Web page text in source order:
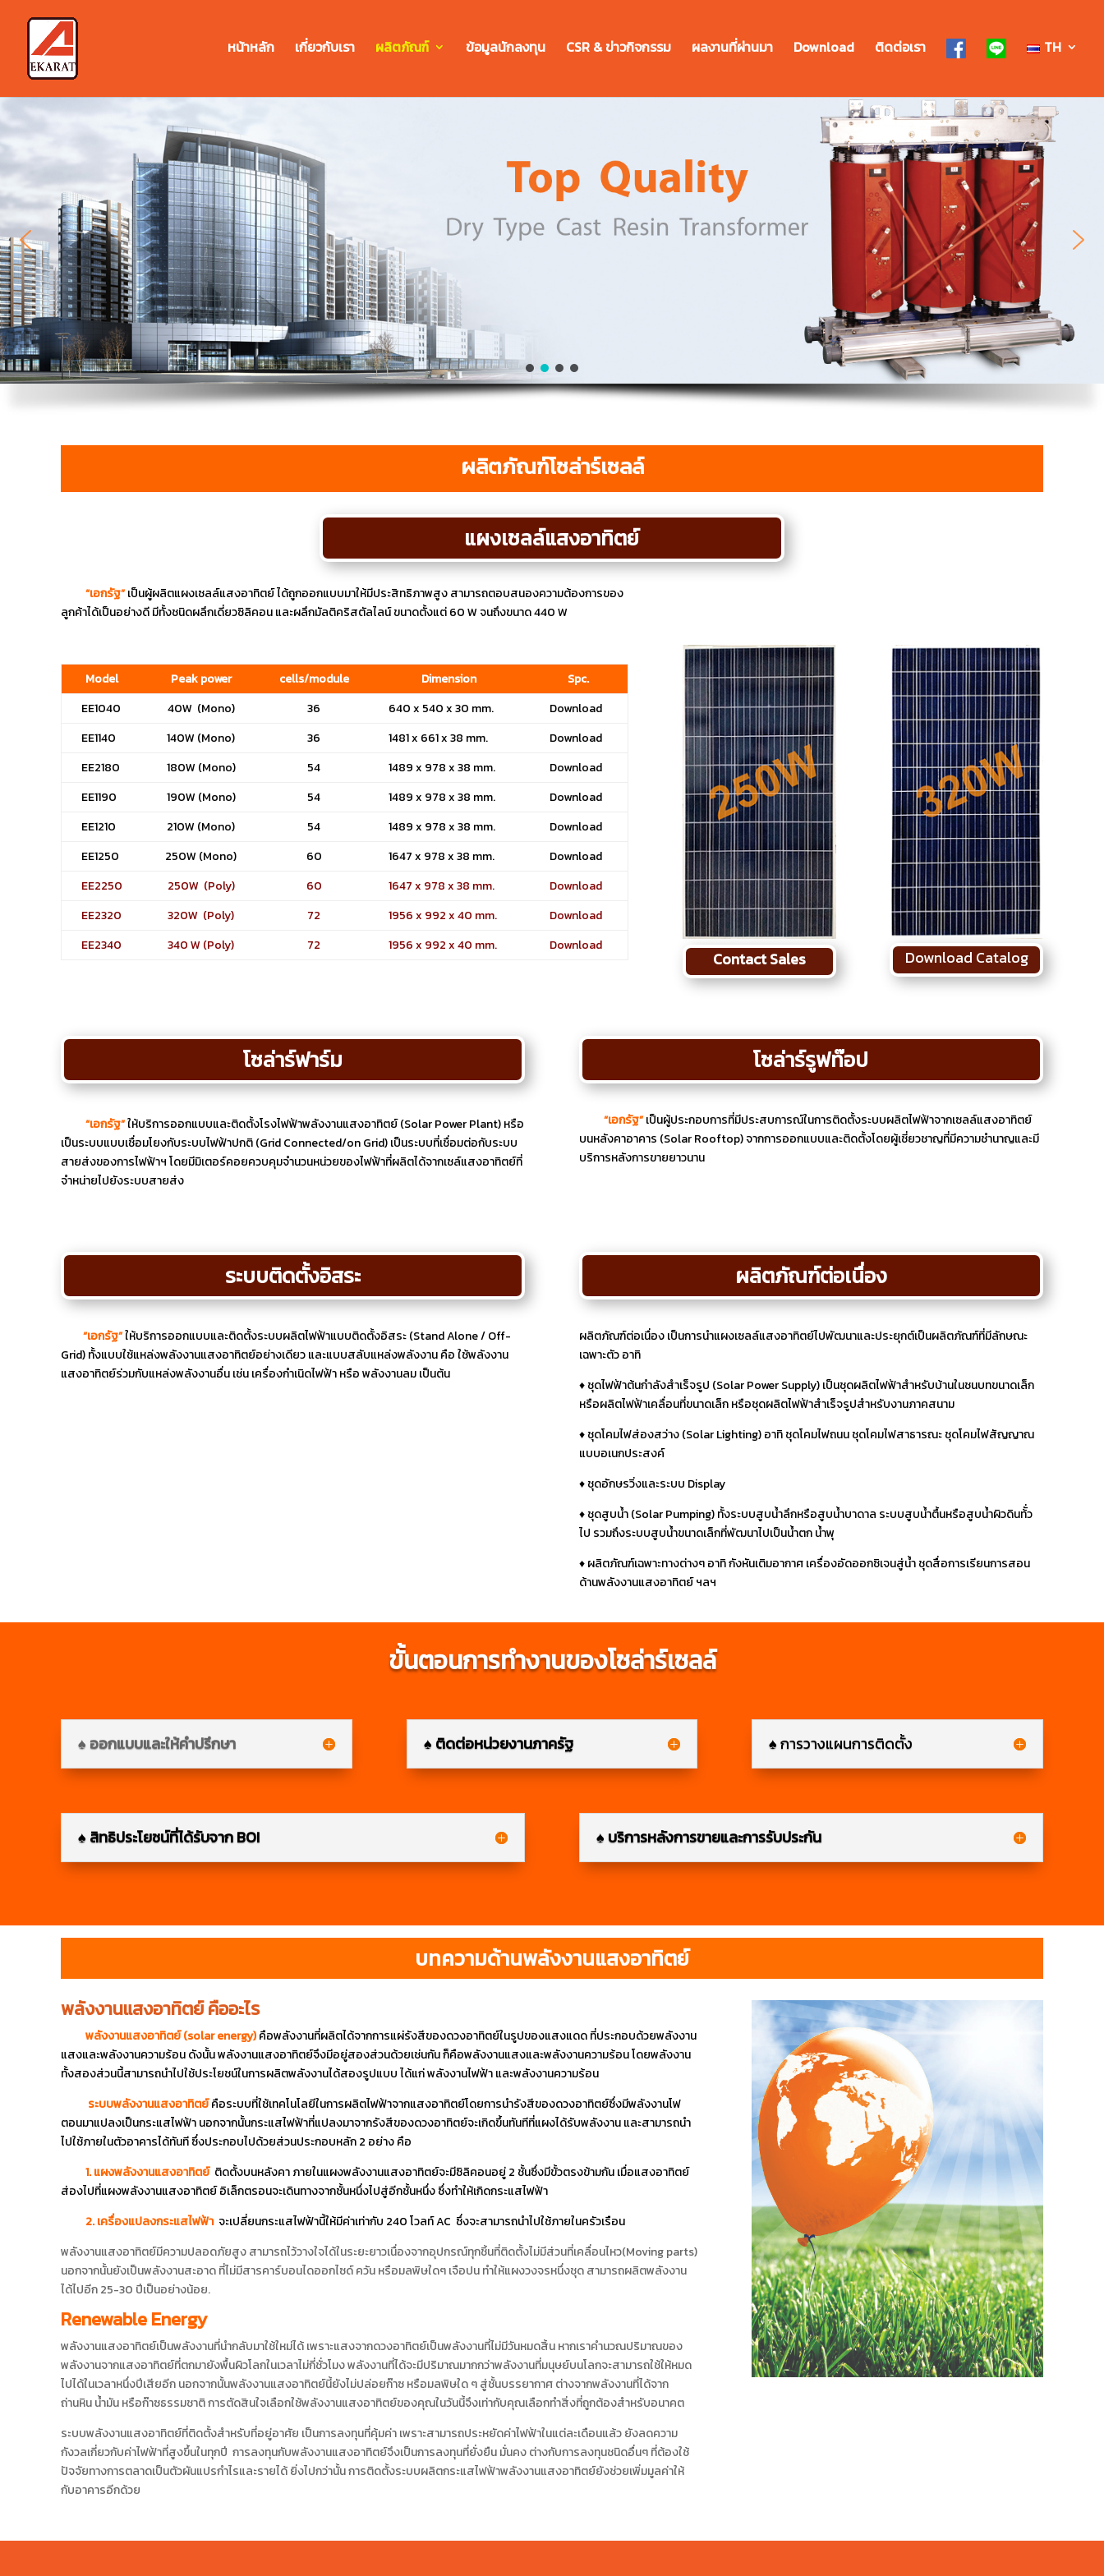
หน้าหลัก เกี่ยวกับเรา ผลิตภัณฑ์ ข้อมูลนักลงทุน CSR & ข่าวกิจกรรม ผลงานที่ผ่านมา Download ติดต่อเรา TH
ผลิตภัณฑ์โซล่าร์เซลล์
แผงเซลล์แสงอาทิตย์
“เอกรัฐ”เป็นผู้ผลิตแผงเซลล์แสงอาทิตย์ ได้ถูกออกแบบมาให้มีประสิทธิภาพสูง สามารถตอบสนองความต้องการของ
ลูกค้าได้เป็นอย่างดี มีทั้งชนิดผลึกเดี่ยวซิลิคอน และผลึกมัลติคริสตัลไลน์ ขนาดตั้งแต่ 60 W จนถึงขนาด 440 W
Model Peak power cells/module Dimension
Spc.
EE1040
40W (Mono) 36 640 x 540 x 30 mm.
Download
EE1140
140W (Mono) 36 1481 x 661 x 38 mm.
Download
EE2180
180W (Mono) 54 1489 x 978 x 38 mm.
Download
EE1190
190W (Mono) 54 1489 x 978 x 38 mm.
Download
EE1210
210W (Mono) 54 1489 x 978 x 38 mm.
Download
EE1250
250W (Mono) 60 1647 x 978 x 38 mm.
Download
EE2250
250W (Poly) 60 1647 x 978 x 38 mm.
Download
EE2320
320W (Poly) 72 1956 x 992 x 40 mm.
Download
EE2340
340 W (Poly) 72 1956 x 992 x 40 mm. Download
Contact Sales Download Catalog
โซล่าร์ฟาร์ม
“เอกรัฐ”ให้บริการออกแบบและติดตั้งโรงไฟฟ้าพลังงานแสงอาทิตย์ (Solar Power Plant) หรือ
เป็นระบบแบบเชื่อมโยงกับระบบไฟฟ้าปกติ (Grid Connected/on Grid) เป็นระบบที่เชื่อมต่อกับระบบ
สายส่งของการไฟฟ้าฯ โดยมีมิเตอร์คอยควบคุมจำนวนหน่วยของไฟฟ้าที่ผลิตได้จากเซล์แสงอาทิตย์ที่
จำหน่ายไปยังระบบสายส่ง
โซล่าร์รูฟท๊อป
“เอกรัฐ”เป็นผู้ประกอบการที่มีประสบการณ์ในการติดตั้งระบบผลิตไฟฟ้าจากเซลล์แสงอาทิตย์
บนหลังคาอาคาร (Solar Rooftop) จากการออกแบบและติดตั้งโดยผู้เชี่ยวชาญที่มีความชำนาญและมี
บริการหลังการขายยาวนาน
ระบบติดตั้งอิสระ
“เอกรัฐ”ให้บริการออกแบบและติดตั้งระบบผลิตไฟฟ้าแบบติดตั้งอิสระ (Stand Alone / Off-
Grid) ทั้งแบบใช้แหล่งพลังงานแสงอาทิตย์อย่างเดียว และแบบสลับแหล่งพลังงาน คือ ใช้พลังงาน
แสงอาทิตย์ร่วมกับแหล่งพลังงานอื่น เช่น เครื่องกำเนิดไฟฟ้า หรือ พลังงานลม เป็นต้น
ผลิตภัณฑ์ต่อเนื่อง
ผลิตภัณฑ์ต่อเนื่อง เป็นการนำแผงเซลล์แสงอาทิตย์ไปพัฒนาและประยุกต์เป็นผลิตภัณฑ์ที่มีลักษณะ
เฉพาะตัว อาทิ
♦ ชุดไฟฟ้าต้นกำลังสำเร็จรูป (Solar Power Supply) เป็นชุดผลิตไฟฟ้าสำหรับบ้านในชนบทขนาดเล็ก
หรือผลิตไฟฟ้าเคลื่อนที่ขนาดเล็ก หรือชุดผลิตไฟฟ้าสำเร็จรูปสำหรับงานภาคสนาม
♦ ชุดโคมไฟส่องสว่าง (Solar Lighting) อาทิ ชุดโคมไฟถนน ชุดโคมไฟสาธารณะ ชุดโคมไฟสัญญาณ
แบบอเนกประสงค์
♦ ชุดอักษรวิ่งและระบบ Display
♦ ชุดสูบน้ำ (Solar Pumping) ทั้งระบบสูบน้ำลึกหรือสูบน้ำบาดาล ระบบสูบน้ำตื้นหรือสูบน้ำผิวดินท้ั่ว
ไป รวมถึงระบบสูบน้ำขนาดเล็กที่พัฒนาไปเป็นน้ำตก น้ำพุ
♦ ผลิตภัณฑ์เฉพาะทางต่างๆ อาทิ กังหันเติมอากาศ เครื่องอัดออกซิเจนสู่น้ำ ชุดสื่อการเรียนการสอน
ด้านพลังงานแสงอาทิตย์ ฯลฯ
ขั้นตอนการทำงานของโซล่าร์เซลล์
♠ ออกแบบและให้คำปรึกษา ♠ ติดต่อหน่วยงานภาครัฐ ♠ การวางแผนการติดตั้ง
♠ สิทธิประโยชน์ที่ได้รับจาก BOI ♠ บริการหลังการขายและการรับประกัน
บทความด้านพลังงานแสงอาทิตย์
พลังงานแสงอาทิตย์ คืออะไร
พลังงานแสงอาทิตย์ (solar energy)คือพลังงานที่ผลิตได้จากการแผ่รังสีของดวงอาทิตย์ในรูปของแสงแดด ที่ประกอบด้วยพลังงาน
แสงและพลังงานความร้อน ดังนั้น พลังงานแสงอาทิตย์จึงมีอยู่สองส่วนด้วยเช่นกัน ก็คือพลังงานแสงและพลังงานความร้อน โดยพลังงาน
ทั้งสองส่วนนี้สามารถนำไปใช้ประโยชน์ในการผลิตพลังงานได้สองรูปแบบ ได้แก่ พลังงานไฟฟ้า และพลังงานความร้อน
ระบบพลังงานแสงอาทิตย์คือระบบที่ใช้เทคโนโลยีในการผลิตไฟฟ้าจากแสงอาทิตย์โดยการนำรังสีของดวงอาทิตย์ซึ่งมีพลังงานโฟ
ตอนมาแปลงเป็นกระแสไฟฟ้า นอกจากนั้นกระแสไฟฟ้าที่แปลงมาจากรังสีของดวงอาทิตย์จะเกิดขึ้นทันทีที่แผงได้รับพลังงาน และสามารถนำ
ไปใช้ภายในตัวอาคารได้ทันที ซึ่งประกอบไปด้วยส่วนประกอบหลัก 2 อย่าง คือ
1.แผงพลังงานแสงอาทิตย์ ติดตั้งบนหลังคา ภายในแผงพลังงานแสงอาทิตย์จะมีซิลิคอนอยู่ 2 ชั้นซึ่งมีขั้วตรงข้ามกัน เมื่อแสงอาทิตย์
ส่องไปที่แผงพลังงานแสงอาทิตย์ อิเล็กตรอนจะเดินทางจากชั้นหนึ่งไปสู่อีกชั้นหนึ่ง ซึ่งทำให้เกิดกระแสไฟฟ้า
2. เครื่องแปลงกระแสไฟฟ้าจะเปลี่ยนกระแสไฟฟ้านี้ให้มีค่าเท่ากับ 240 โวลท์ AC ซึ่งจะสามารถนำไปใช้ภายในครัวเรือน
พลังงานแสงอาทิตย์มีความปลอดภัยสูง สามารถไว้วางใจได้ในระยะยาวเนื่องจากอุปกรณ์ทุกชิ้นที่ติดตั้งไม่มีส่วนที่เคลื่อนไหว(Moving parts)
นอกจากนั้นยังเป็นพลังงานสะอาด ที่ไม่มีสารคาร์บอนไดออกไซด์ ควัน หรือมลพิษใดๆ เจือปน ทำให้แผงวงจรหนึ่งชุด สามารถผลิตพลังงาน
ได้ไปอีก 25-30 ปีเป็นอย่างน้อย.
Renewable Energy
พลังงานแสงอาทิตย์เป็นพลังงานที่นำกลับมาใช้ใหม่ได้ เพราะแสงจากดวงอาทิตย์เป็นพลังงานที่ไม่มีวันหมดสิ้น หากเราคำนวณปริมาณของ
พลังงานจากแสงอาทิตย์ที่ตกมายังพื้นผิวโลกในเวลาไม่กี่ชั่วโมง พลังงานที่ได้จะมีปริมาณมากกว่าพลังงานที่มนุษย์บนโลกจะสามารถใช้ให้หมด
ไปได้ในเวลาหนึ่งปีเสียอีก นอกจากนั้นพลังงานแสงอาทิตย์นี้ยังไม่ปล่อยก๊าซ หรือมลพิษใด ๆ สู่ชั้นบรรยากาศ ต่างจากพลังงานที่ได้จาก
ถ่านหิน น้ำมัน หรือก๊าซธรรมชาติ การตัดสินใจเลือกใช้พลังงานแสงอาทิตย์ของคุณในวันนี้จึงเท่ากับคุณเลือกทำสิ่งที่ถูกต้องสำหรับอนาคต
ระบบพลังงานแสงอาทิตย์ที่ติดตั้งสำหรับที่อยู่อาศัย เป็นการลงทุนที่คุ้มค่า เพราะสามารถประหยัดค่าไฟฟ้าในแต่ละเดือนแล้ว ยังลดความ
กังวลเกี่ยวกับค่าไฟฟ้าที่สูงขึ้นในทุกปี การลงทุนกับพลังงานแสงอาทิตย์จึงเป็นการลงทุนที่ยั่งยืน มั่นคง ต่างกับการลงทุนชนิดอื่นๆ ที่ต้องใช้
ปัจจัยทางการตลาดเป็นตัวผันแปรกำไรและรายได้ ยิ่งไปกว่านั้น การติดตั้งระบบผลิตกระแสไฟฟ้าพลังงานแสงอาทิตย์ยังช่วยเพิ่มมูลค่าให้
กับอาคารอีกด้วย